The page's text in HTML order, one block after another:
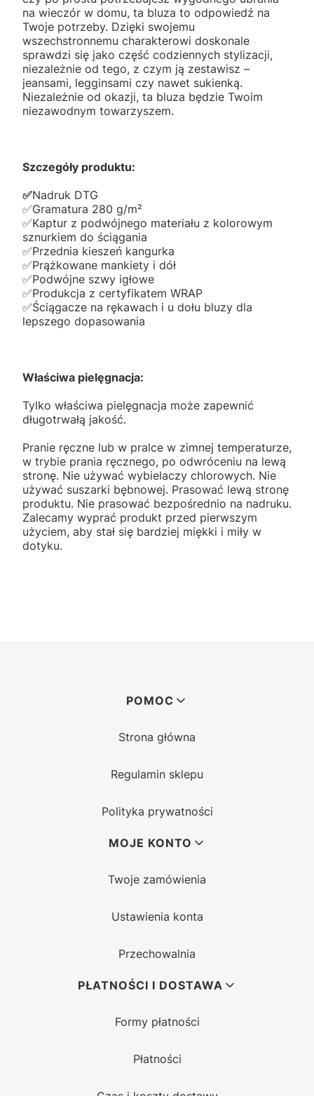
na wieczór w domu, ta bluza to odpowiedź na
Twoje potrzeby. Dzięki swojemu
wszechstronnemu charakterowi doskonale
sprawdzi się jako część codziennych stylizacji,
niezależnie od tego, z czym ją zestawisz –
jeansami, legginsami czy nawet sukienką.
Niezależnie od okazji, ta bluza będzie Twoim
niezawodnym towarzyszem.
Szczegóły produktu:
✅️Nadruk DTG
✅️Gramatura 280 g/m²
✅️Kaptur z podwójnego materiału z kolorowym
sznurkiem do ściągania
✅️Przednia kieszeń kangurka
✅️Prążkowane mankiety i dół
✅️Podwójne szwy igłowe
✅️Produkcja z certyfikatem WRAP
✅️Ściągacze na rękawach i u dołu bluzy dla
lepszego dopasowania
Właściwa pielęgnacja:
Tylko właściwa pielęgnacja może zapewnić
długotrwałą jakość.
Pranie ręczne lub w pralce w zimnej temperaturze,
w trybie prania ręcznego, po odwróceniu na lewą
stronę. Nie używać wybielaczy chlorowych. Nie
używać suszarki bębnowej. Prasować lewą stronę
produktu. Nie prasować bezpośrednio na nadruku.
Zalecamy wyprać produkt przed pierwszym
użyciem, aby stał się bardziej miękki i miły w
dotyku.
POMOC
Strona główna
Regulamin sklepu
Polityka prywatności
MOJE KONTO
Twoje zamówienia
Ustawienia konta
Przechowalnia
PŁATNOŚCI I DOSTAWA
Formy płatności
Płatności